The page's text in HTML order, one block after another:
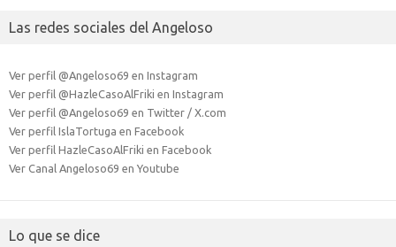
Las redes sociales del Angeloso
Ver perfil @Angeloso69 en Instagram
Ver perfil @HazleCasoAlFriki en Instagram
Ver perfil @Angeloso69 en Twitter / X.com
Ver perfil IslaTortuga en Facebook
Ver perfil HazleCasoAlFriki en Facebook
Ver Canal Angeloso69 en Youtube
Lo que se dice